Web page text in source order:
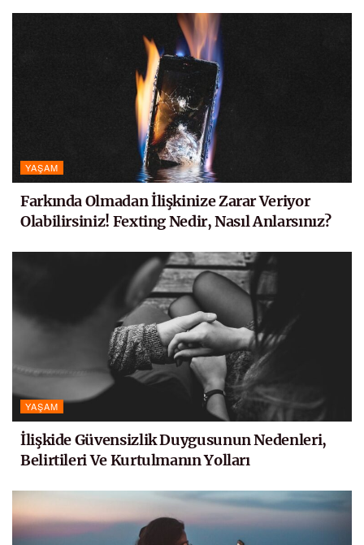
YAŞAM
Farkında Olmadan İlişkinize Zarar Veriyor
Olabilirsiniz! Fexting Nedir, Nasıl Anlarsınız?
YAŞAM
İlişkide Güvensizlik Duygusunun Nedenleri,
Belirtileri Ve Kurtulmanın Yolları